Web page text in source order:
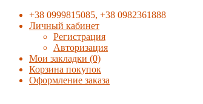
+38 0999815085, +38 0982361888
Личный кабинет
Регистрация
Авторизация
Мои закладки (0)
Корзина покупок
Оформление заказа